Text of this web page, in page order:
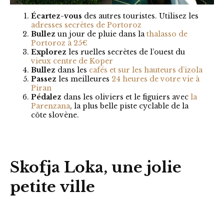
Écartez-vous des autres touristes. Utilisez les
adresses secrètes de Portoroz
Bullez un jour de pluie dans lathalasso de
Portoroz à 25€
Explorez les ruelles secrètes de l’ouest du
vieux centre de Koper
Bullez dans les cafés et sur les hauteurs d’izola
Passez les meilleures 24 heures de votre vie à
Piran
Pédalez dans les oliviers et le figuiers avec la
Parenzana, la plus belle piste cyclable de la
côte slovène.
Skofja Loka, une jolie
petite ville